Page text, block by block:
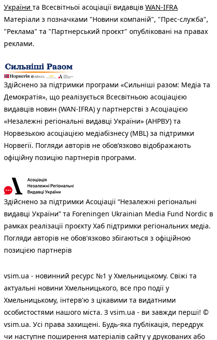
України та Всесвітньої асоціації видавців WAN-IFRA
Матеріали з позначками "Новини компаній", "Прес-служба",
"Реклама" та "Партнерський проєкт" опубліковані на правах
реклами.
Здійснено за підтримки програми «Сильніші разом: Медіа та
Демократія», що реалізується Всесвітньою асоціацією
видавців новин (WAN-IFRA) у партнерстві з Асоціацією
«Незалежні регіональні видавці України» (АНРВУ) та
Норвезькою асоціацією медіабізнесу (MBL) за підтримки
Норвегії. Погляди авторів не обов’язково відображають
офіційну позицію партнерів програми.
Здійснено за підтримки Асоціації “Незалежні регіональні
видавці України” та Foreningen Ukrainian Media Fund Nordic в
рамках реалізації проєкту Хаб підтримки регіональних медіа.
Погляди авторів не обов'язково збігаються з офіційною
позицією партнерів
vsim.ua - новинний ресурс №1 у Хмельницькому. Свіжі та
актуальні новини Хмельницького, все про події у
Хмельницькому, інтерв'ю з цікавими та видатними
особистостями нашого міста. З vsim.ua - ви завжди перші! ©
vsim.ua. Усі права захищені. Будь-яка публiкацiя, передрук
чи наступне поширення матеріалів сайту у друкованих або